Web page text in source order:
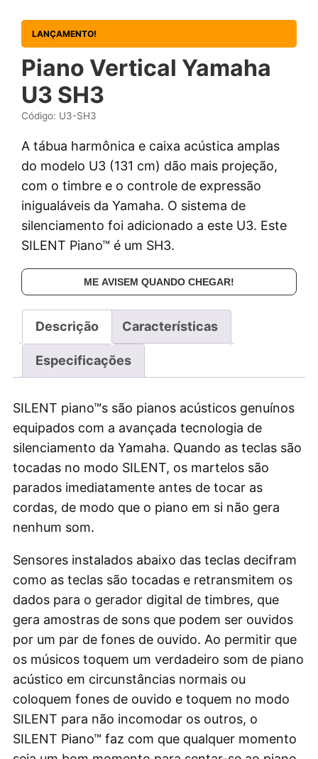
LANÇAMENTO!
Piano Vertical Yamaha
U3 SH3
Código: U3-SH3
A tábua harmônica e caixa acústica amplas
do modelo U3 (131 cm) dão mais projeção,
com o timbre e o controle de expressão
inigualáveis da Yamaha. O sistema de
silenciamento foi adicionado a este U3. Este
SILENT Piano™ é um SH3.
ME AVISEM QUANDO CHEGAR!
Descrição Características
Especificações
SILENT piano™s são pianos acústicos genuínos
equipados com a avançada tecnologia de
silenciamento da Yamaha. Quando as teclas são
tocadas no modo SILENT, os martelos são
parados imediatamente antes de tocar as
cordas, de modo que o piano em si não gera
nenhum som.
Sensores instalados abaixo das teclas decifram
como as teclas são tocadas e retransmitem os
dados para o gerador digital de timbres, que
gera amostras de sons que podem ser ouvidos
por um par de fones de ouvido. Ao permitir que
os músicos toquem um verdadeiro som de piano
acústico em circunstâncias normais ou
coloquem fones de ouvido e toquem no modo
SILENT para não incomodar os outros, o
SILENT Piano™ faz com que qualquer momento